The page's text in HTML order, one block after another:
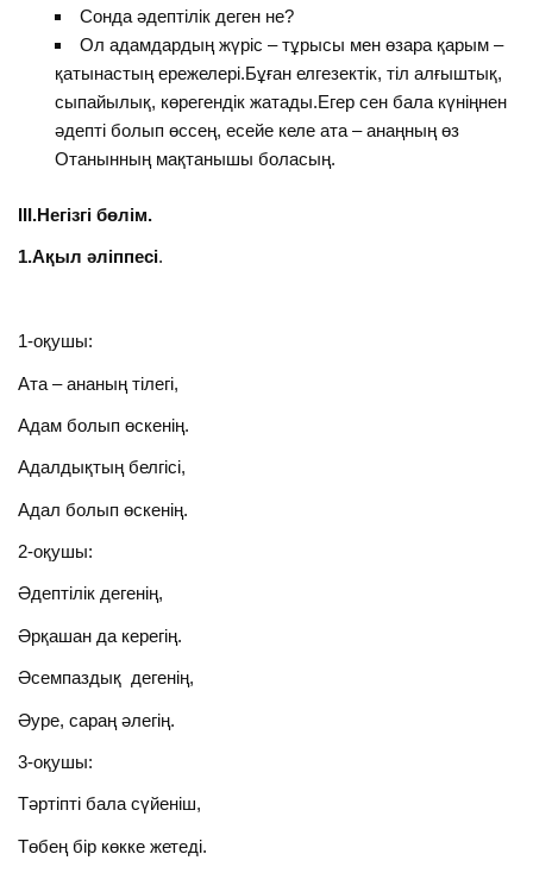
Сонда әдептілік деген не?
Ол адамдардың жүріс – тұрысы мен өзара қарым –
қатынастың ережелері.Бұған елгезектік, тіл алғыштық,
сыпайылық, көрегендік жатады.Егер сен бала күніңнен
әдепті болып өссең, есейе келе ата – анаңның өз
Отанынның мақтанышы боласың.
ІІІ.Негізгі бөлім.
1.Ақыл әліппесі.
1-оқушы:
Ата – ананың тілегі,
Адам болып өскенің.
Адалдықтың белгісі,
Адал болып өскенің.
2-оқушы:
Әдептілік дегенің,
Әрқашан да керегің.
Әсемпаздық дегенің,
Әуре, сараң әлегің.
3-оқушы:
Тәртіпті бала сүйеніш,
Төбең бір көкке жетеді.